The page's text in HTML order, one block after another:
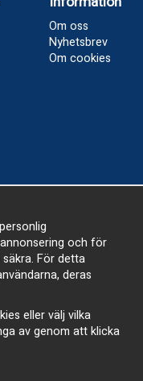
Om oss
Nyhetsbrev
Om cookies
hela
och för
För detta
deras
eller välj vilka
av genom att klicka